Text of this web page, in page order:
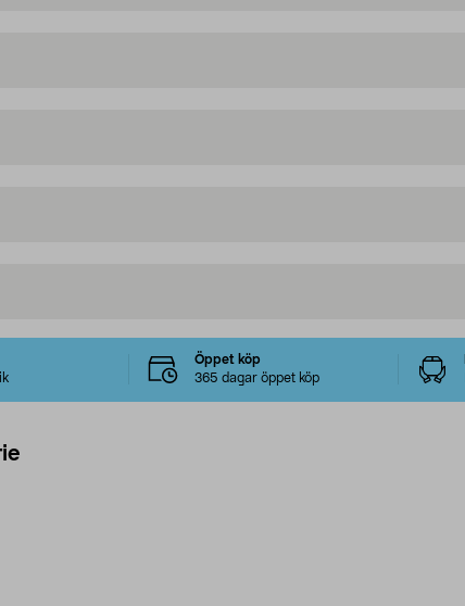
Öppet köp
365 dagar öppet köp